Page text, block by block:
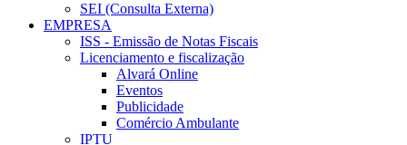
SEI (Consulta Externa)
EMPRESA
ISS - Emissão de Notas Fiscais
Licenciamento e fiscalização
Alvará Online
Eventos
Publicidade
Comércio Ambulante
IPTU